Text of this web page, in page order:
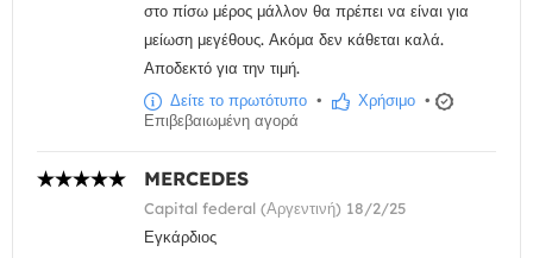
στο πίσω μέρος μάλλον θα πρέπει να είναι για
μείωση μεγέθους. Ακόμα δεν κάθεται καλά.
Αποδεκτό για την τιμή.
Δείτε το πρωτότυπο • Χρήσιμο •
Επιβεβαιωμένη αγορά
MERCEDES
Capital federal (Αργεντινή) 18/2/25
Εγκάρδιος